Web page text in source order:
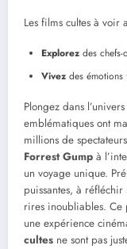
Les films cultes à voir
Explorez des
Vivez des émotions
Plongez dans
emblématiques ont
millions de
Forrest Gump à
un voyage unique.
puissantes, à
rires inoubliables. Ce
une expérience
cultes ne sont pas